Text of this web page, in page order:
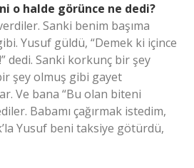
o halde görünce ne dedi?
Sanki benim başıma
Yusuf güldü, “Demek ki içince
dedi. Sanki korkunç bir şey
şey olmuş gibi gayet
Ve bana “Bu olan biteni
Babamı çağırmak istedim,
Yusuf beni taksiye götürdü,